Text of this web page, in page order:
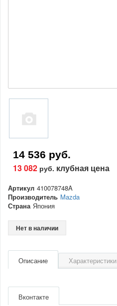
14 536 руб.
13 082 руб. клубная цена
Артикул 410078748A
Производитель Mazda
Страна Япония
Нет в наличии
Описание Характеристики
Страна Япония
Вконтакте